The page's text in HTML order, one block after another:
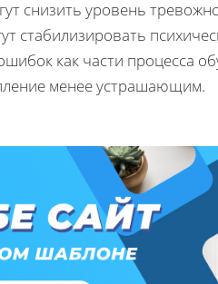
снизить уровень
стабилизировать
как части процесса
менее устрашающим.